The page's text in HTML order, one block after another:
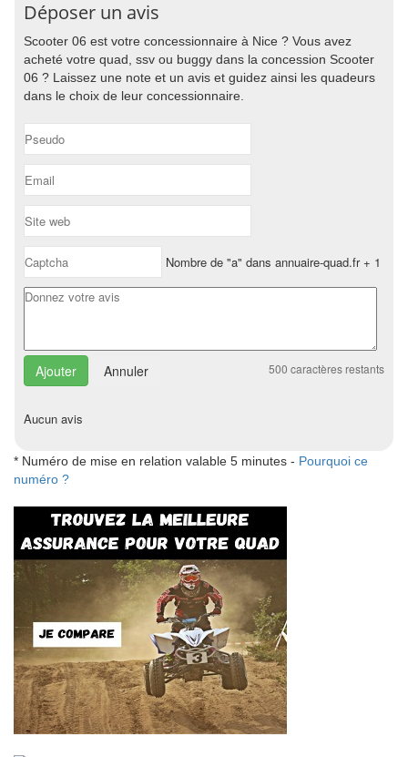
Déposer un avis
Scooter 06 est votre concessionnaire à Nice ? Vous avez
acheté votre quad, ssv ou buggy dans la concession Scooter
06 ? Laissez une note et un avis et guidez ainsi les quadeurs
dans le choix de leur concessionnaire.
Nombre de "a" dans annuaire-quad.fr + 1
Annuler 500 caractères restants
Aucun avis
* Numéro de mise en relation valable 5 minutes - Pourquoi ce
numéro ?